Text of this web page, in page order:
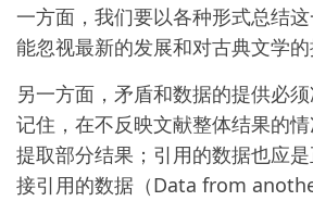
一方面，我们要以各种形式总结
能忽视最新的发展和对古典文学的
另一方面，矛盾和数据的提供必须
记住，在不反映文献整体结果的
提取部分结果；引用的数据也应
接引用的数据（Data from